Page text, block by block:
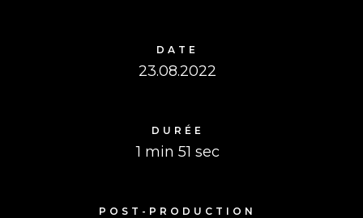
DATE
23.08.2022
DURÉE
1 min 51 sec
POST-PRODUCTION